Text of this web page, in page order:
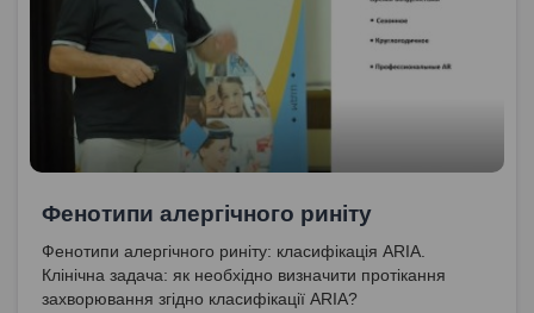
Фенотипи алергічного риніту
Фенотипи алергічного риніту: класифікація ARIA.
Клінічна задача: як необхідно визначити протікання
захворювання згідно класифікації ARIA?